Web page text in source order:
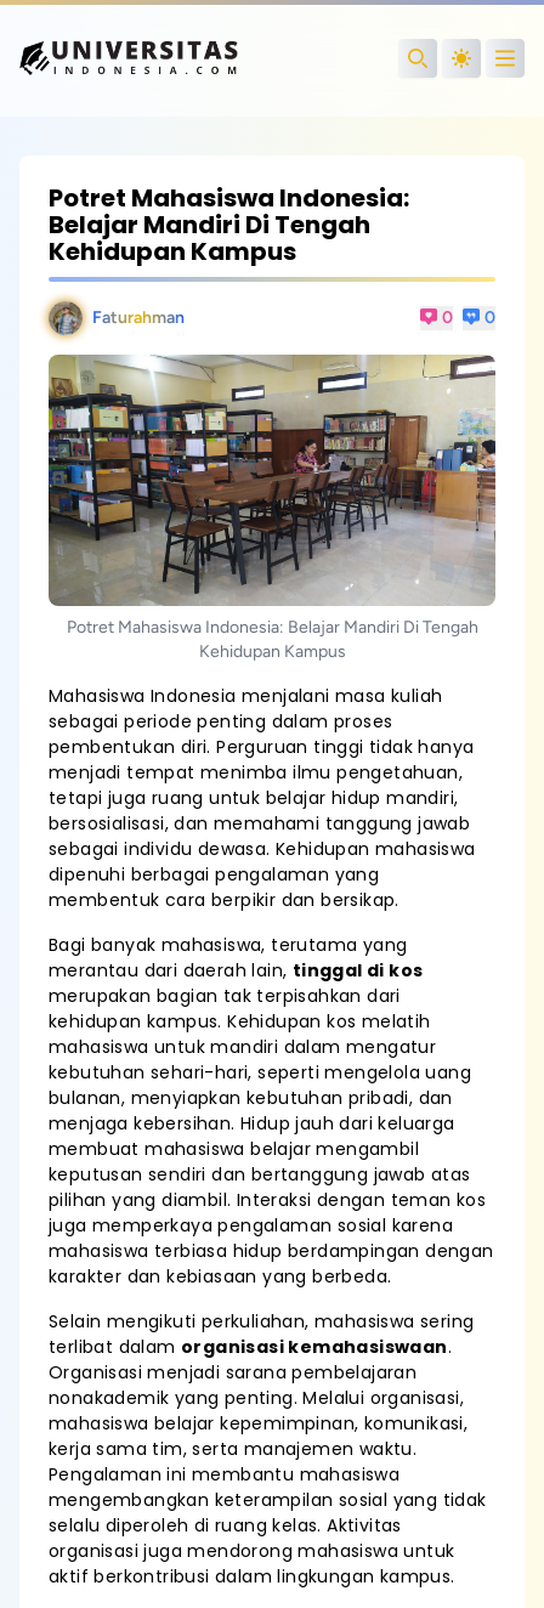
Search
Potret Mahasiswa Indonesia:
Belajar Mandiri Di Tengah
Kehidupan Kampus
Faturahman 0 0
Potret Mahasiswa Indonesia: Belajar Mandiri Di Tengah
Kehidupan Kampus
Mahasiswa Indonesia menjalani masa kuliah
sebagai periode penting dalam proses
pembentukan diri. Perguruan tinggi tidak hanya
menjadi tempat menimba ilmu pengetahuan,
tetapi juga ruang untuk belajar hidup mandiri,
bersosialisasi, dan memahami tanggung jawab
sebagai individu dewasa. Kehidupan mahasiswa
dipenuhi berbagai pengalaman yang
membentuk cara berpikir dan bersikap.
Bagi banyak mahasiswa, terutama yang
merantau dari daerah lain, tinggal di kos
merupakan bagian tak terpisahkan dari
kehidupan kampus. Kehidupan kos melatih
mahasiswa untuk mandiri dalam mengatur
kebutuhan sehari-hari, seperti mengelola uang
bulanan, menyiapkan kebutuhan pribadi, dan
menjaga kebersihan. Hidup jauh dari keluarga
membuat mahasiswa belajar mengambil
keputusan sendiri dan bertanggung jawab atas
pilihan yang diambil. Interaksi dengan teman kos
juga memperkaya pengalaman sosial karena
mahasiswa terbiasa hidup berdampingan dengan
karakter dan kebiasaan yang berbeda.
Selain mengikuti perkuliahan, mahasiswa sering
terlibat dalam organisasi kemahasiswaan.
Organisasi menjadi sarana pembelajaran
nonakademik yang penting. Melalui organisasi,
mahasiswa belajar kepemimpinan, komunikasi,
kerja sama tim, serta manajemen waktu.
Pengalaman ini membantu mahasiswa
mengembangkan keterampilan sosial yang tidak
selalu diperoleh di ruang kelas. Aktivitas
organisasi juga mendorong mahasiswa untuk
aktif berkontribusi dalam lingkungan kampus.